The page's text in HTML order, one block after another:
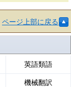
ページ上部に戻る
英語類語
機械翻訳